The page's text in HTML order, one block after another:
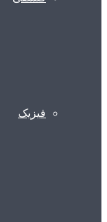
فیزیک